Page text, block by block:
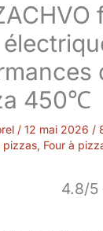
450℃
/ 12 mai 2026 /
pizzas, Four à
4.8/5